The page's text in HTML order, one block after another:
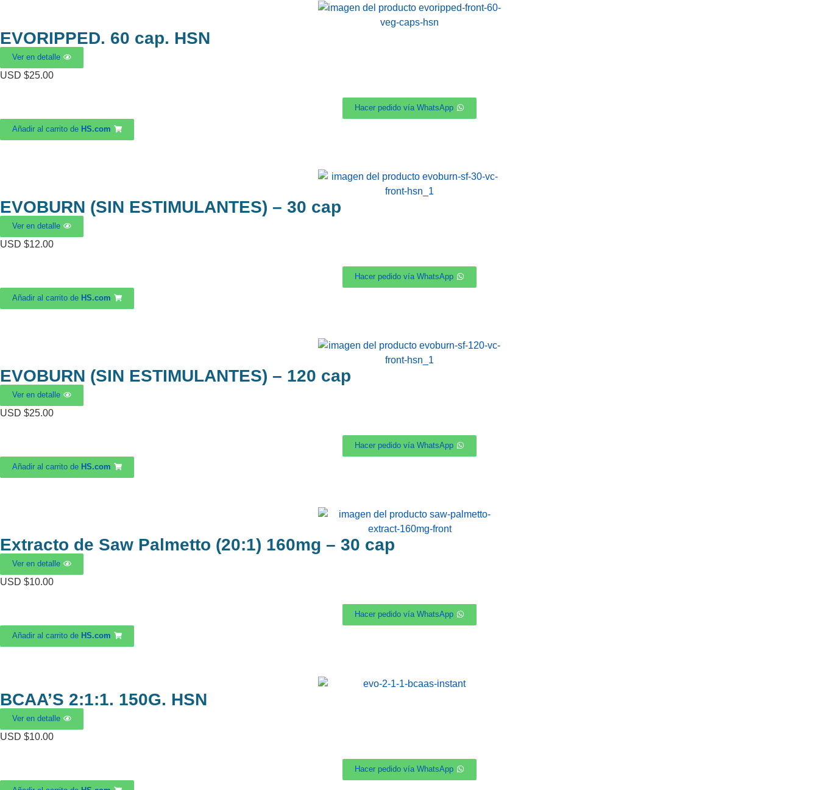
EVORIPPED. 60 cap. HSN
Ver en detalle
USD $25.00
Hacer pedido vía WhatsApp
Añadir al carrito de HS.com
EVOBURN (SIN ESTIMULANTES) – 30 cap
Ver en detalle
USD $12.00
Hacer pedido vía WhatsApp
Añadir al carrito de HS.com
EVOBURN (SIN ESTIMULANTES) – 120 cap
Ver en detalle
USD $25.00
Hacer pedido vía WhatsApp
Añadir al carrito de HS.com
Extracto de Saw Palmetto (20:1) 160mg – 30 cap
Ver en detalle
USD $10.00
Hacer pedido vía WhatsApp
Añadir al carrito de HS.com
BCAA’S 2:1:1. 150G. HSN
Ver en detalle
USD $10.00
Hacer pedido vía WhatsApp